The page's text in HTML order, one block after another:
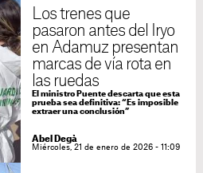
Los trenes que
pasaron antes del Iryo
en Adamuz presentan
marcas de vía rota en
las ruedas
El ministro Puente descarta que esta
prueba sea definitiva: “Es imposible
extraer una conclusión”
Abel Degà
Miércoles, 21 de enero de 2026 - 11:09